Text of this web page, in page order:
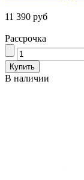
11 390 руб
Рассрочка
В наличии